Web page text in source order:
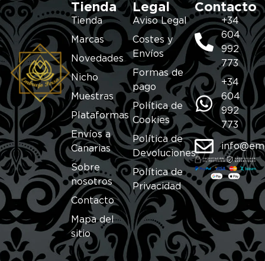
Tienda
Tienda
Marcas
Novedades
Nicho
Muestras
Plataformas
Envíos a
Canarias
Sobre
nosotros
Contacto
Mapa del
sitio
Legal
Aviso Legal
Costes y
Envíos
Formas de
pago
Política de
Cookies
Política de
Devoluciones
Política de
Privacidad
Contacto
+34
604
992
773
+34
604
992
773